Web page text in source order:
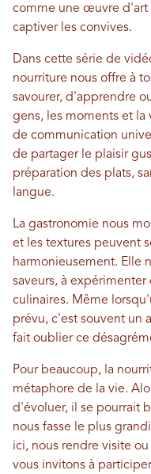
comme une œuvre d'art
captiver les convives.
Dans cette série de
nourriture nous offre à
savourer, d'apprendre
gens, les moments et la
de communication
de partager le plaisir
préparation des plats,
langue.
La gastronomie nous
et les textures peuvent
harmonieusement. Elle
saveurs, à
culinaires. Même
prévu, c'est souvent un
fait oublier ce
Pour beaucoup, la
métaphore de la vie.
d'évoluer, il se pourrait
nous fasse le plus
ici, nous rendre visite
vous invitons à